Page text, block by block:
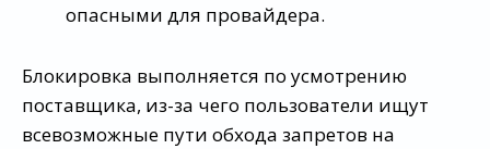
опасными для провайдера.
Блокировка выполняется по усмотрению
поставщика, из-за чего пользователи ищут
всевозможные пути обхода запретов на